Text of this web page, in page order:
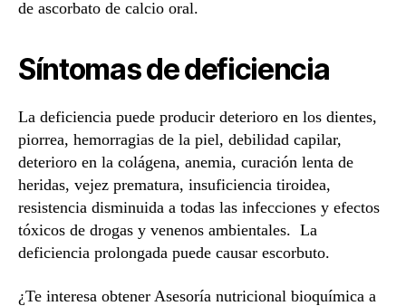
de ascorbato de calcio oral.
Síntomas de deficiencia
La deficiencia puede producir deterioro en los dientes,
piorrea, hemorragias de la piel, debilidad capilar,
deterioro en la colágena, anemia, curación lenta de
heridas, vejez prematura, insuficiencia tiroidea,
resistencia disminuida a todas las infecciones y efectos
tóxicos de drogas y venenos ambientales. La
deficiencia prolongada puede causar escorbuto.
¿Te interesa obtener Asesoría nutricional bioquímica a